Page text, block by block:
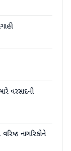
વરસાદની
નાગરિકોને